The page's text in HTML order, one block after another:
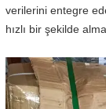
verilerini entegre
hızlı bir şekilde